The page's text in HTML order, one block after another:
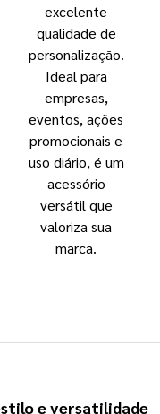
excelente
qualidade de
personalização.
Ideal para
empresas,
eventos, ações
promocionais e
uso diário, é um
acessório
versátil que
valoriza sua
marca.
e versatilidade